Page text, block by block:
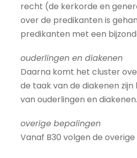
recht (de kerkorde en
over de predikanten is
predikanten met een
ouderlingen en diakenen
Daarna komt het cluster
de taak van de diakenen
van ouderlingen en diakenen.
overige bepalingen
Vanaf B30 volgen de